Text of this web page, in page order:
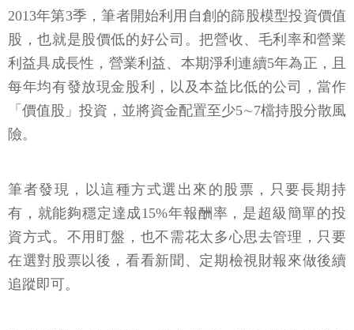
2013年第3季，筆者開始利用自創的篩股模型投資價值
股，也就是股價低的好公司。把營收、毛利率和營業
利益具成長性，營業利益、本期淨利連續5年為正，且
每年均有發放現金股利，以及本益比低的公司，當作
「價值股」投資，並將資金配置至少5∼7檔持股分散風
險。
筆者發現，以這種方式選出來的股票，只要長期持
有，就能夠穩定達成15%年報酬率，是超級簡單的投
資方式。不用盯盤，也不需花太多心思去管理，只要
在選對股票以後，看看新聞、定期檢視財報來做後續
追蹤即可。